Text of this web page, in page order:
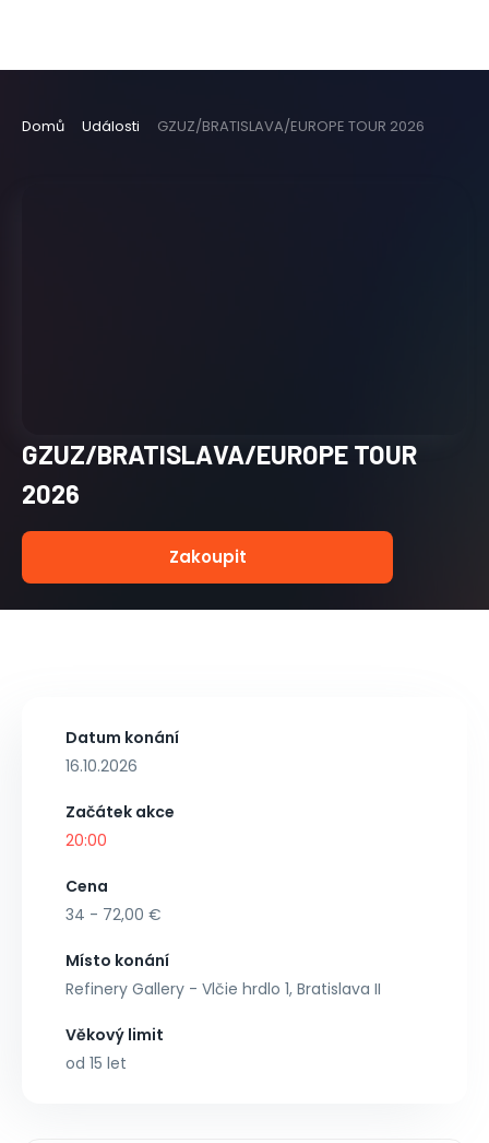
Domů Události GZUZ/BRATISLAVA/EUROPE TOUR 2026
GZUZ/BRATISLAVA/EUROPE TOUR
2026
Zakoupit
Datum konání
16.10.2026
Začátek akce
20:00
Cena
34 - 72,00 €
Místo konání
Refinery Gallery - Vlčie hrdlo 1, Bratislava II
Věkový limit
od 15 let